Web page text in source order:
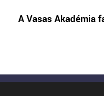
A Vasas Akadémia